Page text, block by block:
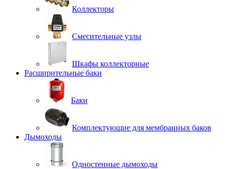
Коллекторы
Смесительные узлы
Шкафы коллекторные
Расширительные баки
Баки
Комплектующие для мембранных баков
Дымоходы
Одностенные дымоходы